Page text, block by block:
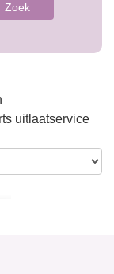
Zoek
uitlaatservice